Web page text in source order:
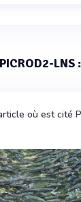
LNS :
où est cité